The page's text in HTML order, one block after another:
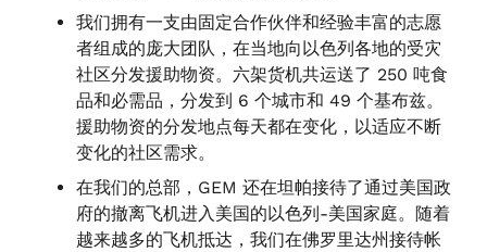
我们拥有一支由固定合作伙伴和经验丰富的志愿
者组成的庞大团队，在当地向以色列各地的受灾
社区分发援助物资。六架货机共运送了 250 吨食
品和必需品，分发到 6 个城市和 49 个基布兹。
援助物资的分发地点每天都在变化，以适应不断
变化的社区需求。
在我们的总部，GEM 还在坦帕接待了通过美国政
府的撤离飞机进入美国的以色列-美国家庭。随着
越来越多的飞机抵达，我们在佛罗里达州接待帐